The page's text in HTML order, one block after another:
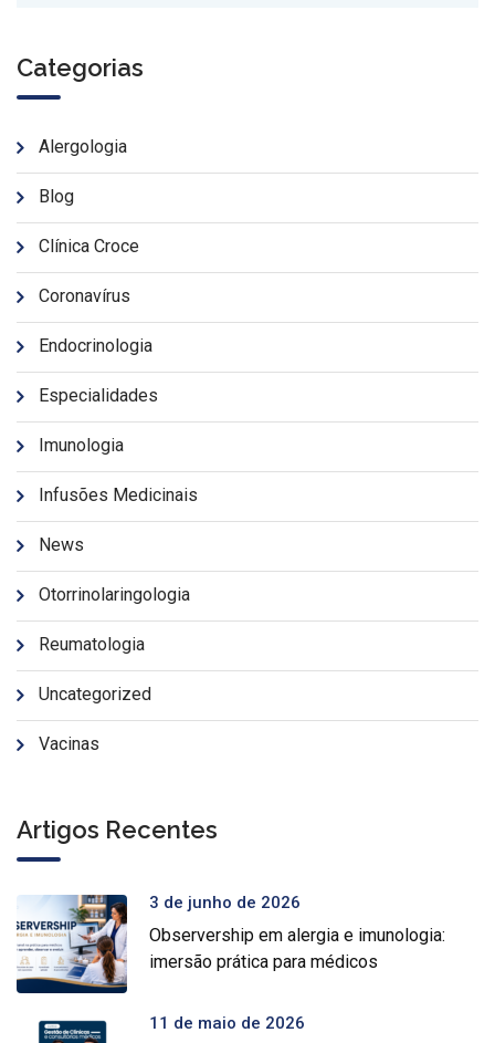
Categorias
Alergologia
Blog
Clínica Croce
Coronavírus
Endocrinologia
Especialidades
Imunologia
Infusões Medicinais
News
Otorrinolaringologia
Reumatologia
Uncategorized
Vacinas
Artigos Recentes
3 de junho de 2026
Observership em alergia e imunologia:
imersão prática para médicos
11 de maio de 2026